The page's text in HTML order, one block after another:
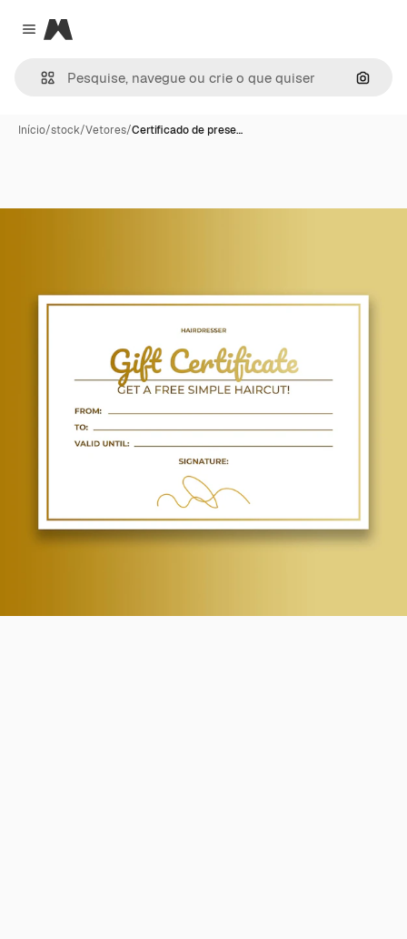
Close menu
Magnific
Início/stock/Vetores/Certificado de prese…